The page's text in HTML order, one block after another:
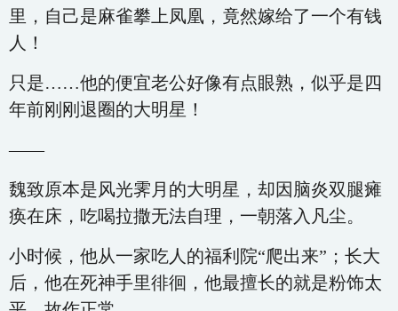
里，自己是麻雀攀上凤凰，竟然嫁给了一个有钱
人！
只是……他的便宜老公好像有点眼熟，似乎是四
年前刚刚退圈的大明星！
——
魏致原本是风光霁月的大明星，却因脑炎双腿瘫
痪在床，吃喝拉撒无法自理，一朝落入凡尘。
小时候，他从一家吃人的福利院“爬出来”；长大
后，他在死神手里徘徊，他最擅长的就是粉饰太